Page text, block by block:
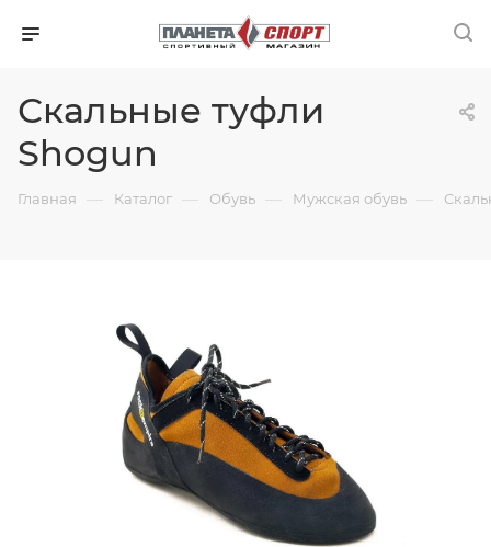
Скальные туфли
Shogun
Главная — Каталог — Обувь — Мужская обувь —